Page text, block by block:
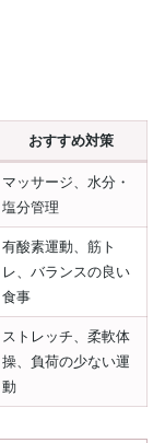
おすすめ対策
マッサージ、水分・
塩分管理
有酸素運動、筋ト
レ、バランスの良い
食事
ストレッチ、柔軟体
操、負荷の少ない運
動